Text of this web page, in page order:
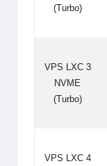
(Turbo)
VPS LXC 3
NVME
(Turbo)
VPS LXC 4